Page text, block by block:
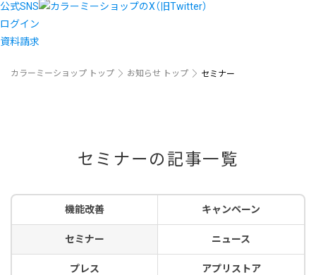
公式SNS
ログイン
資料請求
カラーミーショップ トップ お知らせ トップ セミナー
セミナーの記事一覧
機能改善 キャンペーン
セミナー ニュース
プレス アプリストア